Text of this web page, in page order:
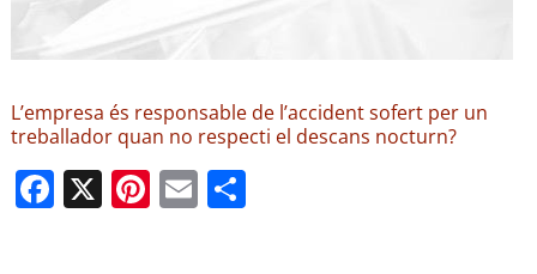
L’empresa és responsable de l’accident sofert per un
treballador quan no respecti el descans nocturn?
F
a
X Pi
nt
E
m
C